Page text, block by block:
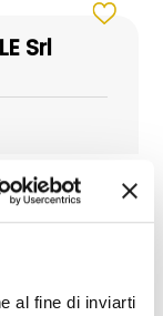
al fine di inviarti
Srl